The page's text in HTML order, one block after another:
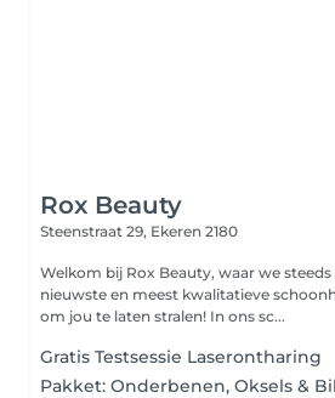
Rox Beauty
Steenstraat 29, Ekeren 2180
Welkom bij Rox Beauty, waar we
nieuwste en meest kwalitatieve
om jou te laten stralen! In ons sc...
Gratis Testsessie Laserontharing
Pakket: Onderbenen, Oksels &